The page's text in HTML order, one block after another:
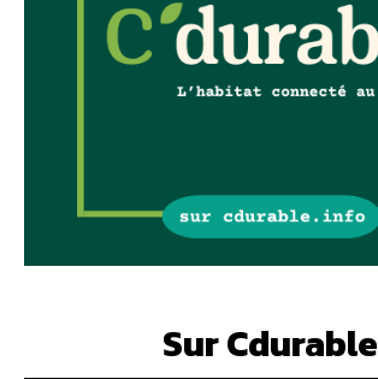
Sur Cdurable